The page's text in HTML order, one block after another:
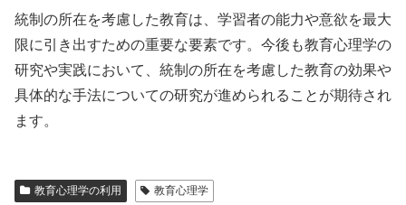
統制の所在を考慮した教育は、学習者の能力や意欲を最大
限に引き出すための重要な要素です。今後も教育心理学の
研究や実践において、統制の所在を考慮した教育の効果や
具体的な手法についての研究が進められることが期待され
ます。
教育心理学の利用 教育心理学